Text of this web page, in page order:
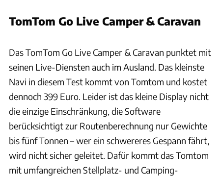
TomTom Go Live Camper & Caravan
Ingolf Pompe
Das TomTom Go Live Camper & Caravan punktet mit
seinen Live-Diensten auch im Ausland. Das kleinste
Navi in diesem Test kommt von Tomtom und kostet
dennoch 399 Euro. Leider ist das kleine Display nicht
die einzige Einschränkung, die Software
berücksichtigt zur Routenberechnung nur Gewichte
bis fünf Tonnen – wer ein schwereres Gespann fährt,
wird nicht sicher geleitet. Dafür kommt das Tomtom
mit umfangreichen Stellplatz- und Camping-